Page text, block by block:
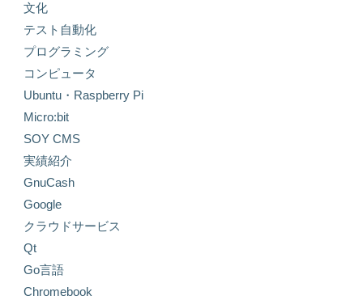
文化
テスト自動化
プログラミング
コンピュータ
Ubuntu・Raspberry Pi
Micro:bit
SOY CMS
実績紹介
GnuCash
Google
クラウドサービス
Qt
Go言語
Chromebook